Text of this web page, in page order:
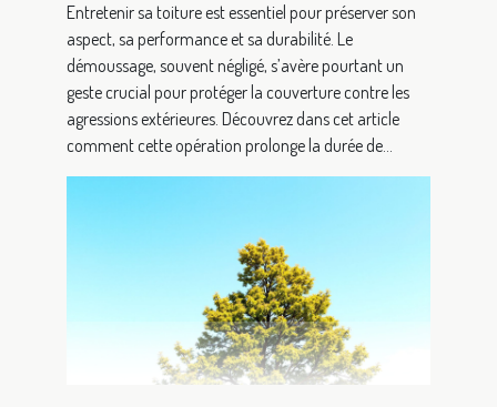
Entretenir sa toiture est essentiel pour préserver son
aspect, sa performance et sa durabilité. Le
démoussage, souvent négligé, s’avère pourtant un
geste crucial pour protéger la couverture contre les
agressions extérieures. Découvrez dans cet article
comment cette opération prolonge la durée de...